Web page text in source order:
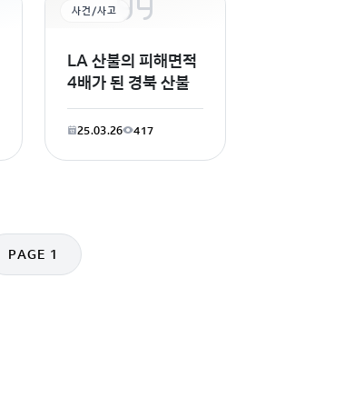
사건/사고
LA 산불의 피해면적
4배가 된 경북 산불
25.03.26 417
PAGE 1